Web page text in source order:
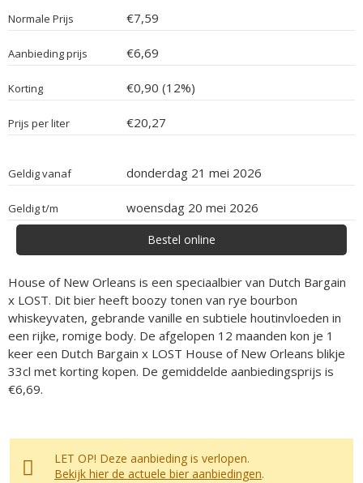
Normale Prijs €7,59
Aanbieding prijs €6,69
Korting €0,90 (12%)
Prijs per liter €20,27
Geldig vanaf donderdag 21 mei 2026
Geldig t/m woensdag 20 mei 2026
Bestel online
House of New Orleans is een speciaalbier van Dutch Bargain
x LOST. Dit bier heeft boozy tonen van rye bourbon
whiskeyvaten, gebrande vanille en subtiele houtinvloeden in
een rijke, romige body. De afgelopen 12 maanden kon je 1
keer een Dutch Bargain x LOST House of New Orleans blikje
33cl met korting kopen. De gemiddelde aanbiedingsprijs is
€6,69.
LET OP! Deze aanbieding is verlopen.
Bekijk hier de actuele bier aanbiedingen.